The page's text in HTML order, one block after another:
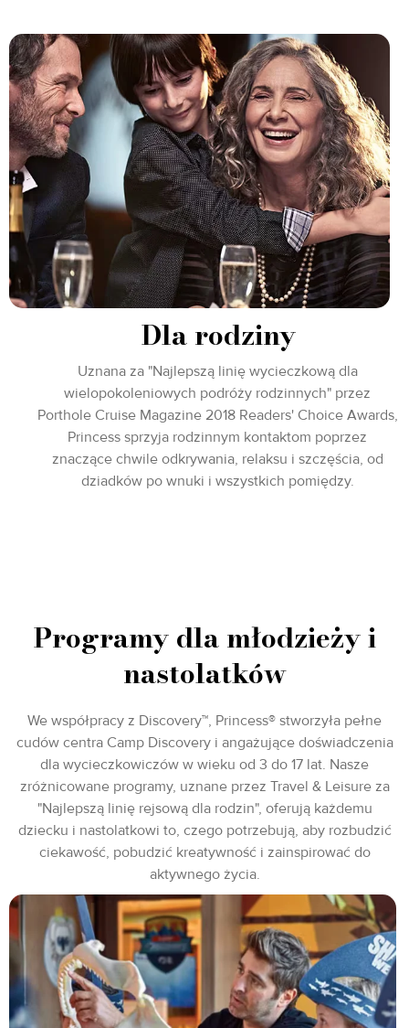
Dla rodziny
Uznana za "Najlepszą linię wycieczkową dla
wielopokoleniowych podróży rodzinnych" przez
Porthole Cruise Magazine 2018 Readers' Choice Awards,
Princess sprzyja rodzinnym kontaktom poprzez
znaczące chwile odkrywania, relaksu i szczęścia, od
dziadków po wnuki i wszystkich pomiędzy.
Programy dla młodzieży i
nastolatków
We współpracy z Discovery™, Princess® stworzyła pełne
cudów centra Camp Discovery i angażujące doświadczenia
dla wycieczkowiczów w wieku od 3 do 17 lat. Nasze
zróżnicowane programy, uznane przez Travel & Leisure za
"Najlepszą linię rejsową dla rodzin", oferują każdemu
dziecku i nastolatkowi to, czego potrzebują, aby rozbudzić
ciekawość, pobudzić kreatywność i zainspirować do
aktywnego życia.